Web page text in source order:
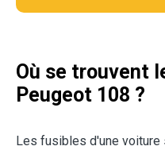
Où se trouvent
Peugeot 108 ?
Les fusibles d'une